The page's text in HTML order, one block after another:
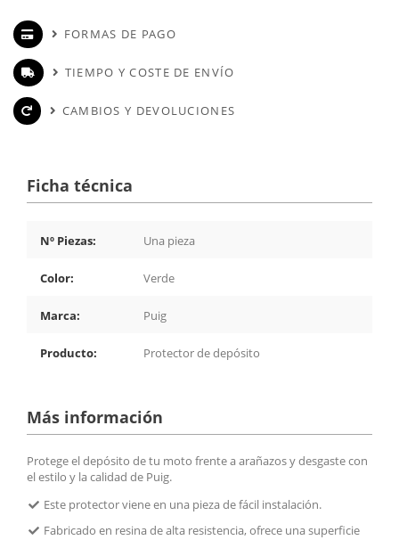
FORMAS DE PAGO
TIEMPO Y COSTE DE ENVÍO
CAMBIOS Y DEVOLUCIONES
Ficha técnica
Nº Piezas: Una pieza
Color: Verde
Marca: Puig
Producto: Protector de depósito
Más información
Protege el depósito de tu moto frente a arañazos y desgaste con
el estilo y la calidad de Puig.
Este protector viene en una pieza de fácil instalación.
Fabricado en resina de alta resistencia, ofrece una superficie